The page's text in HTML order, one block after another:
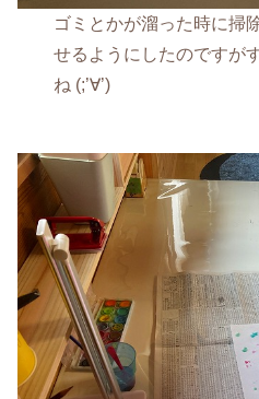
ゴミとかが溜った時に掃
せるようにしたのですが
ね (;’∀’)